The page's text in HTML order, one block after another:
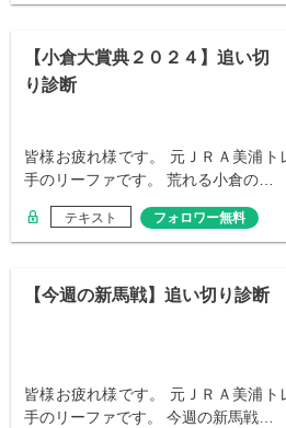
【小倉大賞典２０２４】追い切
り診断
皆様お疲れ様です。 元ＪＲＡ美浦ト
手のリーファです。 荒れる小倉の…
テキスト フォロワー無料
【今週の新馬戦】追い切り診断
皆様お疲れ様です。 元ＪＲＡ美浦ト
手のリーファです。 今週の新馬戦…